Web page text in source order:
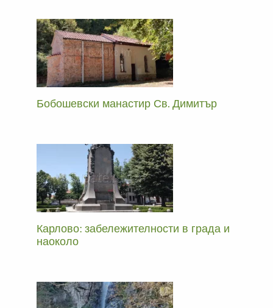
Бобошевски манастир Св. Димитър
Карлово: забележителности в града и
наоколо